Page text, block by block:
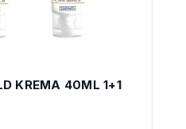
KREMA 40ML 1+1